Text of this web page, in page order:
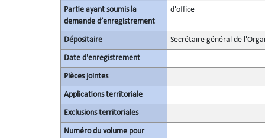
Partie ayant soumis la
demande d’enregistrement
d'office
Dépositaire Secrétaire général de
Date d'enregistrement
Pièces jointes
Applications territoriale
Exclusions territoriales
Numéro du volume pour